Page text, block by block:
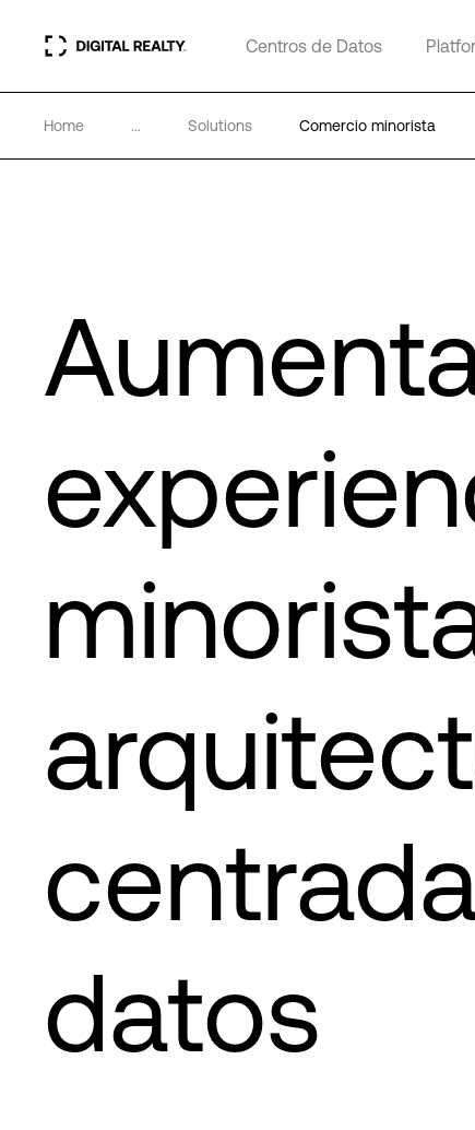
Centros de Datos
Home ... Solutions Comercio minorista
datos